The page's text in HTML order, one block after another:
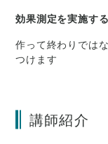
効果測定を実施す
作って終わりでは
つけます
講師紹介